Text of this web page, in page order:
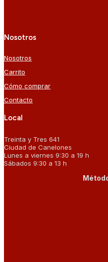
Nosotros
Nosotros
Carrito
Cómo comprar
Contacto
Local
Treinta y Tres 641
Ciudad de Canelones
Lunes a viernes 9:30 a 19 h
Sábados 9:30 a 13 h